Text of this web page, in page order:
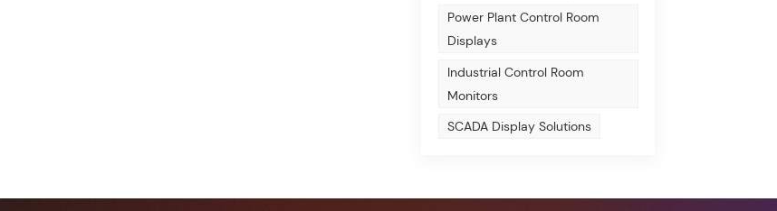
Power Plant Control Room
Displays
Industrial Control Room
Monitors
SCADA Display Solutions